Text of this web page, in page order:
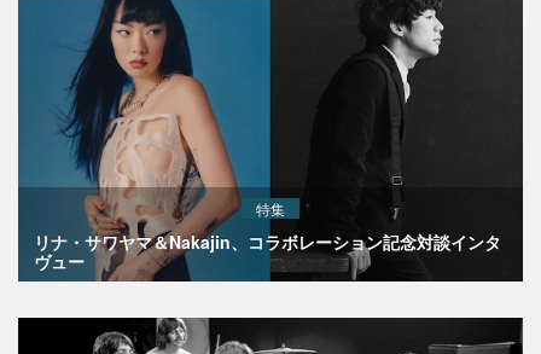
特集
リナ・サワヤマ＆Nakajin、コラボレーション記念対談インタ
ヴュー